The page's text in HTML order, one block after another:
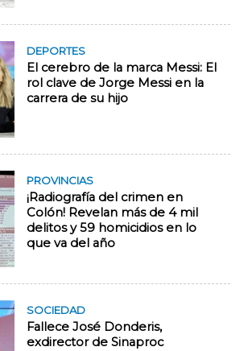
DEPORTES
El cerebro de la marca Messi: El
rol clave de Jorge Messi en la
carrera de su hijo
PROVINCIAS
¡Radiografía del crimen en
Colón! Revelan más de 4 mil
delitos y 59 homicidios en lo
que va del año
SOCIEDAD
Fallece José Donderis,
exdirector de Sinaproc